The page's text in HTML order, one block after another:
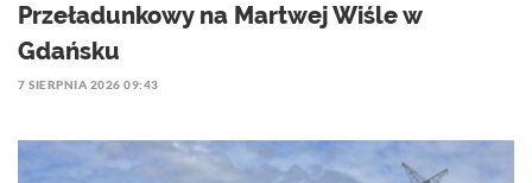
Przeładunkowy na Martwej Wiśle w
Gdańsku
7 SIERPNIA 2026 09:43